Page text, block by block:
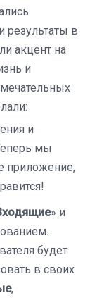
результаты в
акцент на
и
и
мы
приложение,
» и
будет
в своих
,